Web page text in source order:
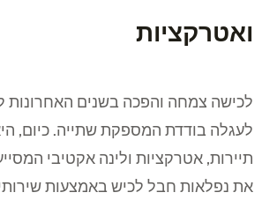
ואטרקציות
לכישה צמחה והפכה בשנים
לעגלה בודדת המספקת שתייה. כיום,
תיירות, אטרקציות ולינה אקטיבי
את נפלאות חבל לכיש באמצעות